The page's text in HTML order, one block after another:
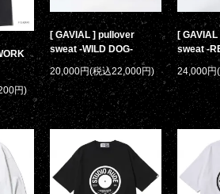
円)
[ GAVIAL ] pullover
sweat -WILD DOG-
20,000円(税込22,000円)
[
sweat -
24,000円